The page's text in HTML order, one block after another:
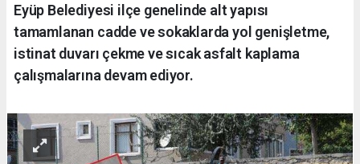
Eyüp Belediyesi ilçe genelinde alt yapısı
tamamlanan cadde ve sokaklarda yol genişletme,
istinat duvarı çekme ve sıcak asfalt kaplama
çalışmalarına devam ediyor.